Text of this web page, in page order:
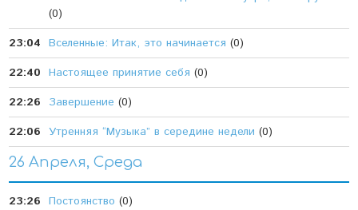
(0)
23:04 Вселенные: Итак, это начинается (0)
22:40 Настоящее принятие себя (0)
22:26 Завершение (0)
22:06 Утренняя “Музыка” в середине недели (0)
26 Апреля, Среда
23:26 Постоянство (0)